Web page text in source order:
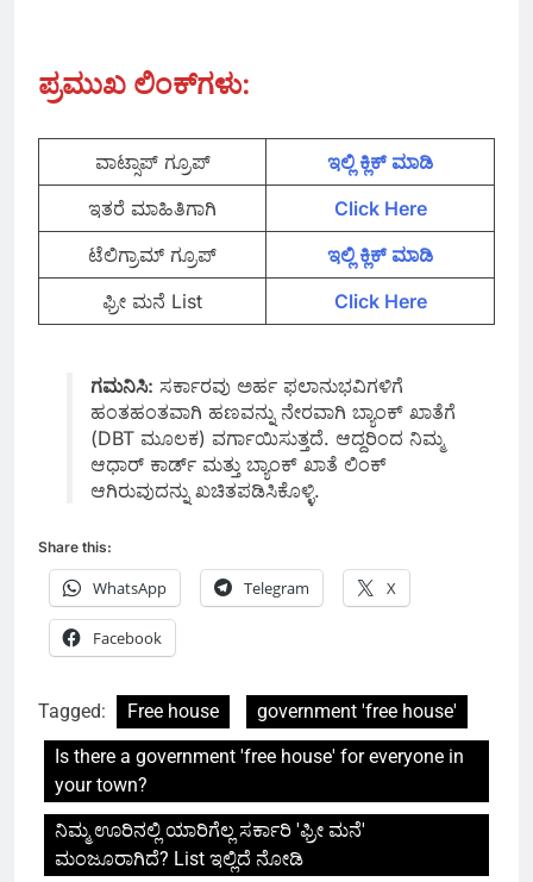
ಪ್ರಮುಖ ಲಿಂಕ್‌ಗಳು:
ವಾಟ್ಸಾಪ್‌ ಗ್ರೂಪ್
ಇಲ್ಲಿ ಕ್ಲಿಕ್‌ ಮಾಡಿ
ಇತರೆ ಮಾಹಿತಿಗಾಗಿ
Click Here
ಟೆಲಿಗ್ರಾಮ್ ಗ್ರೂಪ್
ಇಲ್ಲಿ ಕ್ಲಿಕ್‌ ಮಾಡಿ
ಫ್ರೀ ಮನೆ List
Click Here
ಗಮನಿಸಿ: ಸರ್ಕಾರವು ಅರ್ಹ ಫಲಾನುಭವಿಗಳಿಗೆ
ಹಂತಹಂತವಾಗಿ ಹಣವನ್ನು ನೇರವಾಗಿ ಬ್ಯಾಂಕ್ ಖಾತೆಗೆ
(DBT ಮೂಲಕ) ವರ್ಗಾಯಿಸುತ್ತದೆ. ಆದ್ದರಿಂದ ನಿಮ್ಮ
ಆಧಾರ್ ಕಾರ್ಡ್ ಮತ್ತು ಬ್ಯಾಂಕ್ ಖಾತೆ ಲಿಂಕ್
ಆಗಿರುವುದನ್ನು ಖಚಿತಪಡಿಸಿಕೊಳ್ಳಿ.
Share this:
WhatsApp Telegram X
Facebook
Tagged: Free house
government 'free house'
Is there a government 'free house' for everyone in
your town?
ನಿಮ್ಮ ಊರಿನಲ್ಲಿ ಯಾರಿಗೆಲ್ಲ ಸರ್ಕಾರಿ 'ಫ್ರೀ ಮನೆ'
ಮಂಜೂರಾಗಿದೆ? List ಇಲ್ಲಿದೆ ನೋಡಿ